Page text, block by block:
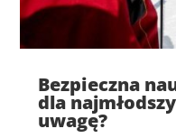
Bezpieczna
dla
uwagę?